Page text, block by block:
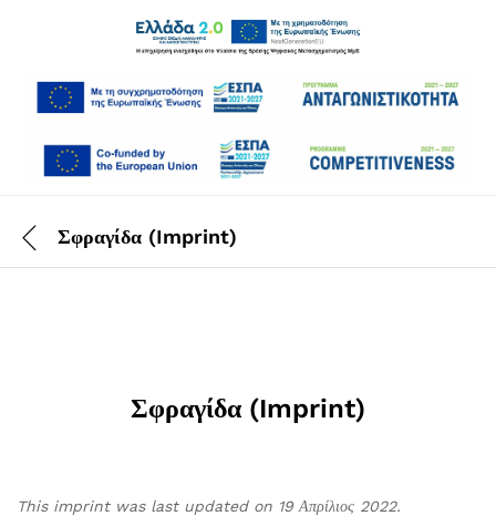
Σφραγίδα (Imprint)
Σφραγίδα (Imprint)
This imprint was last updated on 19 Απρίλιος 2022.